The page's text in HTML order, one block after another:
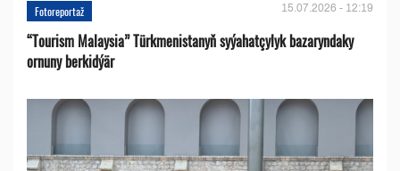
Fotoreportaž 15.07.2026 - 12:19
“Tourism Malaysia” Türkmenistanyň syýahatçylyk bazaryndaky
ornuny berkidýär